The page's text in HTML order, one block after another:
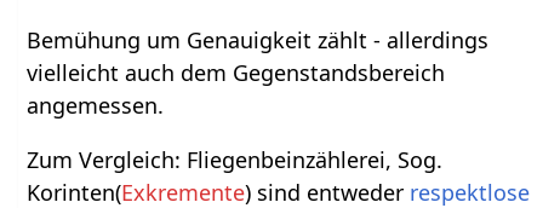
Bemühung um Genauigkeit zählt - allerdings
vielleicht auch dem Gegenstandsbereich
angemessen.
Zum Vergleich: Fliegenbeinzählerei, Sog.
Korinten(Exkremente) sind entweder respektlose